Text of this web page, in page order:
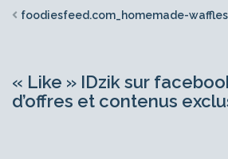
foodiesfeed.com_homemade-
« Like » IDzik sur
d’offres et contenus